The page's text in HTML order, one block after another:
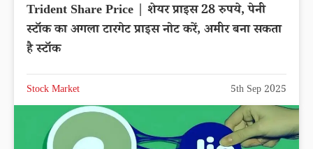
Trident Share Price | शेयर प्राइस 28 रुपये, पेनी
स्टॉक का अगला टारगेट प्राइस नोट करें, अमीर बना सकता
है स्टॉक
Stock Market 5th Sep 2025